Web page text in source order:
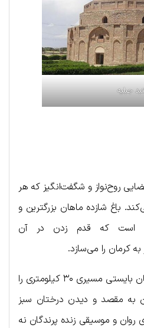
جبلیه
روح‌نواز و شگفت‌انگیز که هر
باغ شازده ماهان بزرگترین و
است که قدم زدن در آن
کرمان را می‌سازد.
برای بازدید از باغ شازده ماهان بایستی مسیری ۳۰ کیلومتری را
به مقصد و دیدن درختان سبز
روان و موسیقی زنده پرندگان نه